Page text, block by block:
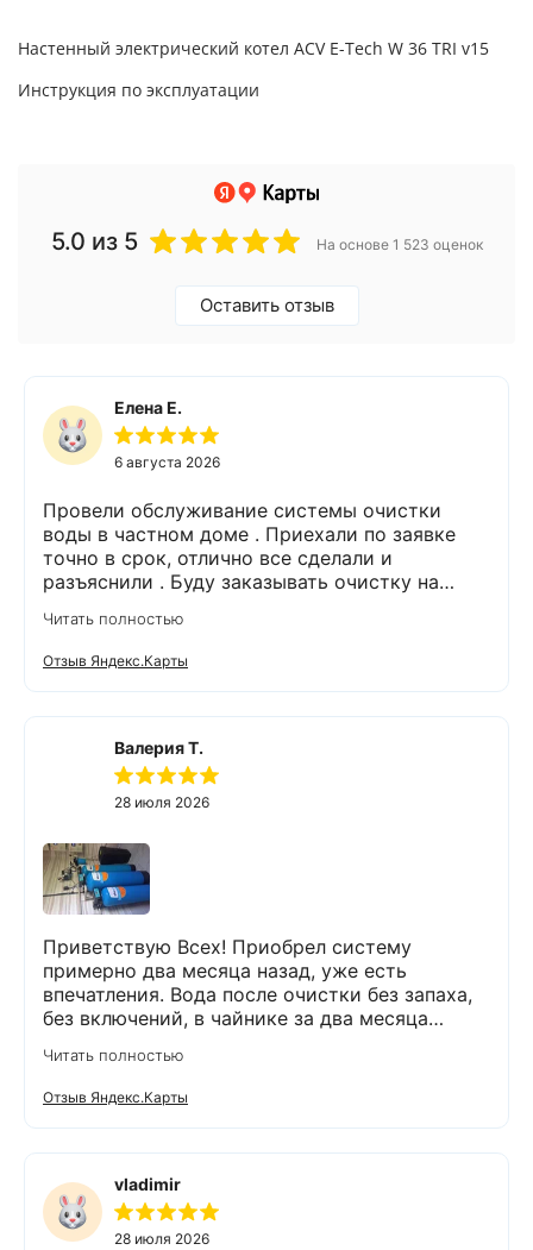
Настенный электрический котел ACV E-Tech W 36 TRI v15
Инструкция по эксплуатации
5.0 из 5 На основе 1 523 оценок
Оставить отзыв
Елена Е.
6 августа 2026
Провели обслуживание системы очистки
воды в частном доме . Приехали по заявке
точно в срок, отлично все сделали и
разъяснили . Буду заказывать очистку на
Читать полностью
Отзыв Яндекс.Карты
Валерия Т.
28 июля 2026
Приветствую Всех! Приобрел систему
примерно два месяца назад, уже есть
впечатления. Вода после очистки без запаха,
без включений, в чайнике за два месяца
работает. Оборудование, несмотря на
размеры, поставили компактно, сбоев не
было. Спасибо Экодару за хорошую работу.
Читать полностью
Отзыв Яндекс.Карты
vladimir
28 июля 2026